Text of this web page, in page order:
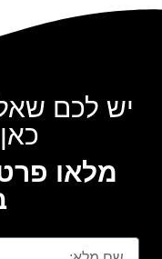
יש לכם
מלאו